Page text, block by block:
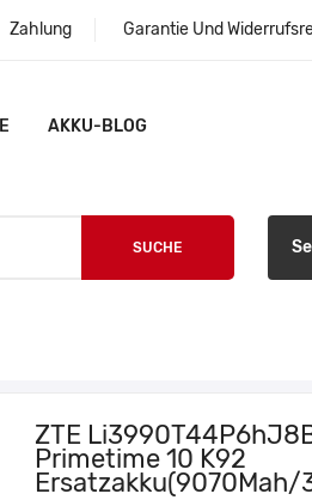
Zahlung Garantie Und
AKKU-BLOG
SUCHE
ZTE
Primetime 10 K92
Ersatzakku(9070Mah/